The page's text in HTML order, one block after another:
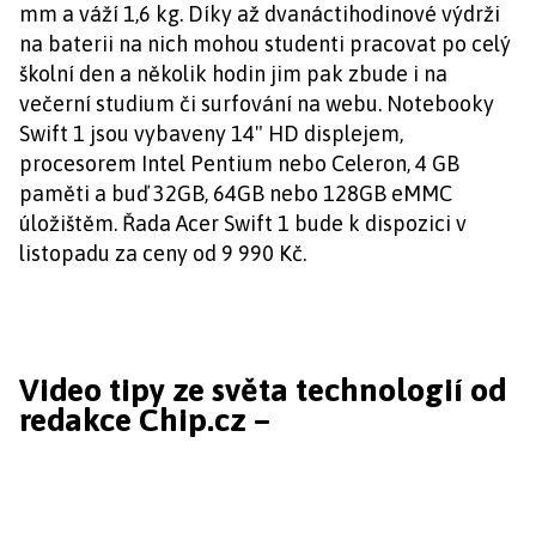
mm a váží 1,6 kg. Díky až dvanáctihodinové výdrži
na baterii na nich mohou studenti pracovat po celý
školní den a několik hodin jim pak zbude i na
večerní studium či surfování na webu. Notebooky
Swift 1 jsou vybaveny 14" HD displejem,
procesorem Intel Pentium nebo Celeron, 4 GB
paměti a buď 32GB, 64GB nebo 128GB eMMC
úložištěm. Řada Acer Swift 1 bude k dispozici v
listopadu za ceny od 9 990 Kč.
Video tipy ze světa technologií od
redakce Chip.cz –